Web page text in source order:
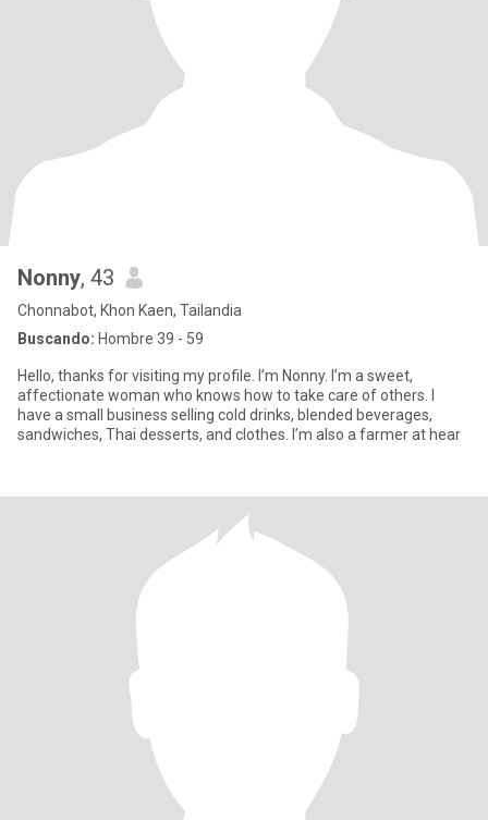
Nonny, 43
Chonnabot, Khon Kaen, Tailandia
Buscando: Hombre 39 - 59
Hello, thanks for visiting my profile. I’m Nonny. I’m a sweet,
affectionate woman who knows how to take care of others. I
have a small business selling cold drinks, blended beverages,
sandwiches, Thai desserts, and clothes. I’m also a farmer at hear